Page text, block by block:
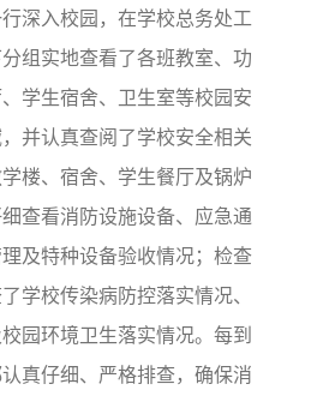
深入校园，在学校总务处工
组实地查看了各班教室、功
学生宿舍、卫生室等校园安
并认真查阅了学校安全相关
楼、宿舍、学生餐厅及锅炉
查看消防设施设备、应急通
及特种设备验收情况；检查
学校传染病防控落实情况、
园环境卫生落实情况。每到
真仔细、严格排查，确保消